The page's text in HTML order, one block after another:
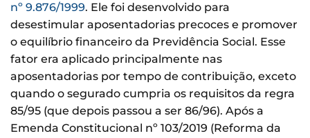
nº 9.876/1999. Ele foi desenvolvido para
desestimular aposentadorias precoces e promover
o equilíbrio financeiro da Previdência Social. Esse
fator era aplicado principalmente nas
aposentadorias por tempo de contribuição, exceto
quando o segurado cumpria os requisitos da regra
85/95 (que depois passou a ser 86/96). Após a
Emenda Constitucional nº 103/2019 (Reforma da